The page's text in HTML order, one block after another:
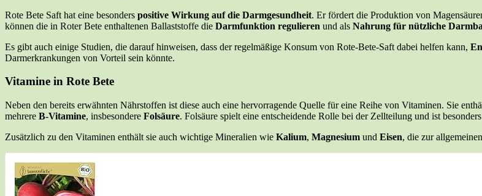
Rote Bete Saft hat eine besonders positive Wirkung auf die Darmgesundheit. Er fördert die Produktion von
können die in Roter Bete enthaltenen Ballaststoffe die Darmfunktion regulieren und als Nahrung für nützliche
Es gibt auch einige Studien, die darauf hinweisen, dass der regelmäßige Konsum von Rote-Bete-Saft dabei helfen kann,
Darmerkrankungen von Vorteil sein könnte.
Vitamine in Rote Bete
Neben den bereits erwähnten Nährstoffen ist diese auch eine hervorragende Quelle für eine Reihe von Vitaminen. Sie
mehrere B-Vitamine, insbesondere Folsäure. Folsäure spielt eine entscheidende Rolle bei der Zellteilung und ist
Zusätzlich zu den Vitaminen enthält sie auch wichtige Mineralien wie Kalium, Magnesium und Eisen, die zur